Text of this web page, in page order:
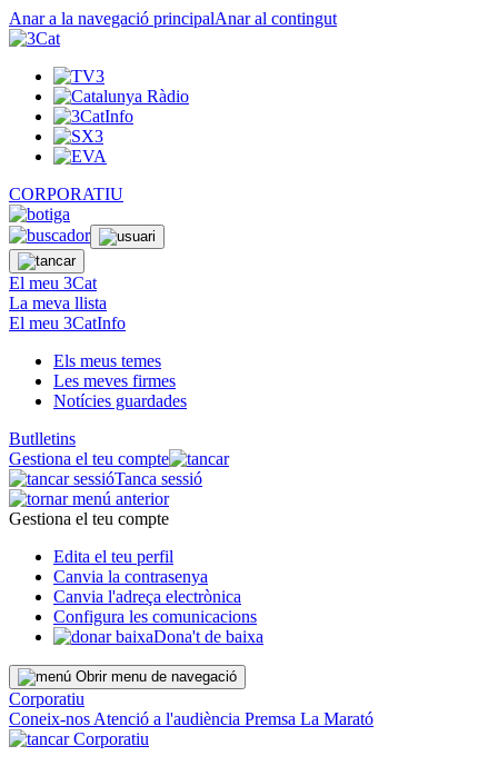
Anar a la navegació principalAnar al contingut
CORPORATIU
El meu 3Cat
La meva llista
El meu 3CatInfo
Els meus temes
Les meves firmes
Notícies guardades
Butlletins
Gestiona el teu compte
Tanca sessió
Gestiona el teu compte
Edita el teu perfil
Canvia la contrasenya
Canvia l'adreça electrònica
Configura les comunicacions
Dona't de baixa
Obrir menu de navegació
Corporatiu
Coneix-nos Atenció a l'audiència Premsa La Marató
Corporatiu